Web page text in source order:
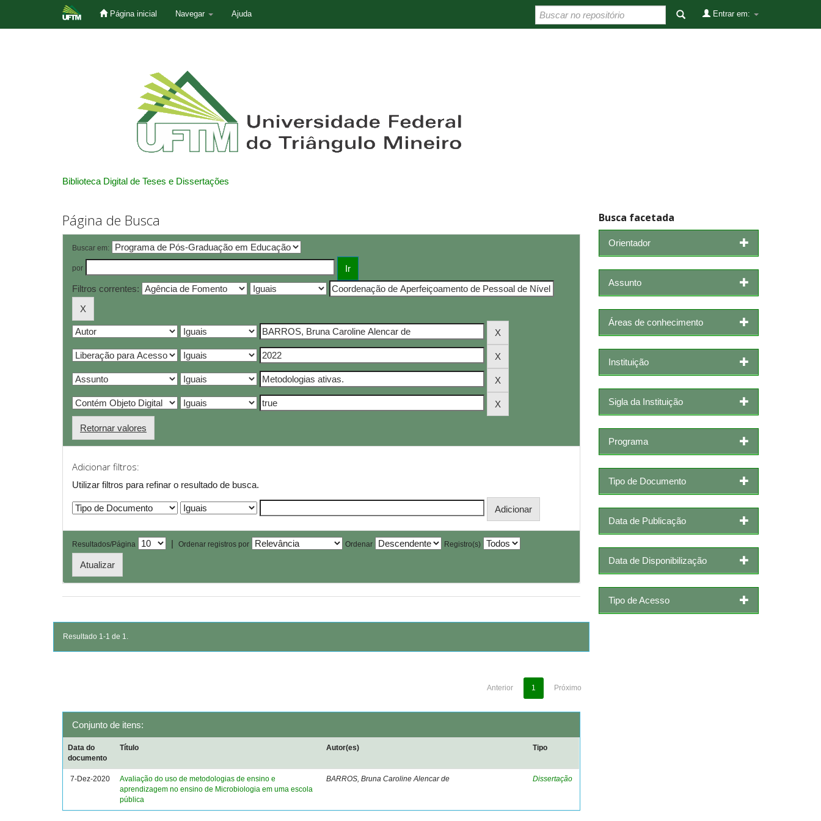
Página inicial Navegar Ajuda Entrar em:
Biblioteca Digital de Teses e Dissertações
Página de Busca
Buscar em:
por
Filtros correntes:
Retornar valores
Adicionar filtros:
Utilizar filtros para refinar o resultado de busca.
Resultados/Página | Ordenar registros por Ordenar Registro(s)
Resultado 1-1 de 1.
Anterior 1 Próximo
Conjunto de itens:
Data do
documento
Título Autor(es) Tipo
7-Dez-2020
Avaliação do uso de metodologias de ensino e
aprendizagem no ensino de Microbiologia em uma escola
pública
BARROS, Bruna Caroline Alencar de Dissertação
Busca facetada
Orientador
Assunto
Áreas de conhecimento
Instituição
Sigla da Instituição
Programa
Tipo de Documento
Data de Publicação
Data de Disponibilização
Tipo de Acesso